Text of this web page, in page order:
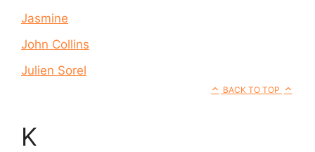
Jasmine
John Collins
Julien Sorel
BACK TO TOP
K